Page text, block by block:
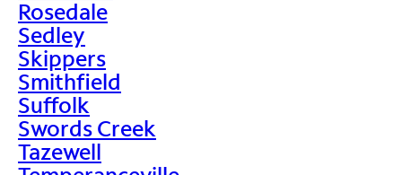
Rosedale
Sedley
Skippers
Smithfield
Suffolk
Swords Creek
Tazewell